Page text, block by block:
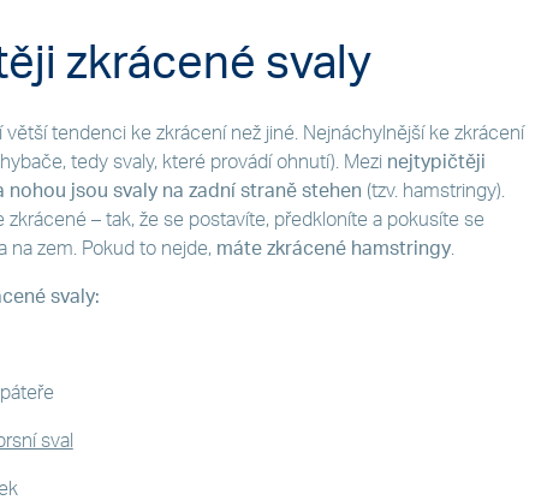
zkrácené svaly
větší tendenci ke zkrácení než jiné. Nejnáchylnější ke zkrácení
tedy svaly, které provádí ohnutí). Mezi nejtypičtěji
nohou jsou svaly na zadní straně stehen (tzv. hamstringy).
zkrácené – tak, že se postavíte, předkloníte a pokusíte se
na zem. Pokud to nejde, máte zkrácené hamstringy.
svaly:
sval